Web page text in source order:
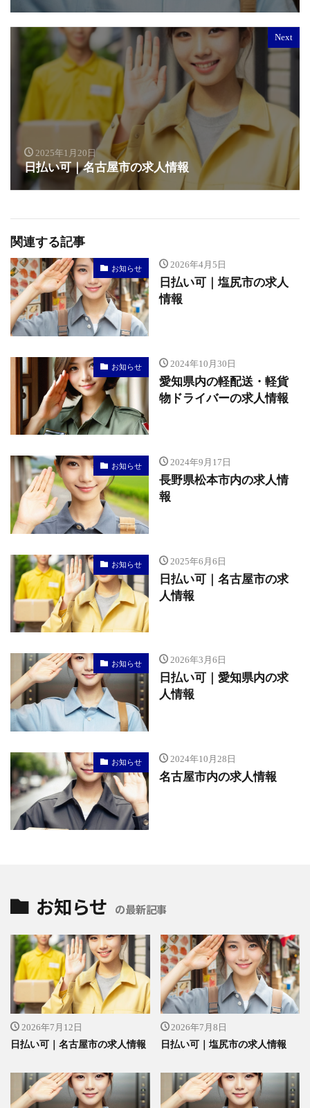
Next
2025年1月20日
日払い可｜名古屋市の求人情報
関連する記事
お知らせ 2026年4月5日
日払い可｜塩尻市の求人
情報
お知らせ 2024年10月30日
愛知県内の軽配送・軽貨
物ドライバーの求人情報
お知らせ 2024年9月17日
長野県松本市内の求人情
報
お知らせ 2025年6月6日
日払い可｜名古屋市の求
人情報
お知らせ 2026年3月6日
日払い可｜愛知県内の求
人情報
お知らせ 2024年10月28日
名古屋市内の求人情報
お知らせ の最新記事
2026年7月12日
日払い可｜名古屋市の求人情報
2026年7月8日
日払い可｜塩尻市の求人情報